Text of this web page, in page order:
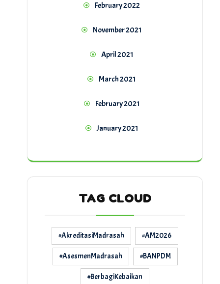
February 2022
November 2021
April 2021
March 2021
February 2021
January 2021
TAG CLOUD
#AkreditasiMadrasah #AM2026
#AsesmenMadrasah #BANPDM
#BerbagiKebaikan